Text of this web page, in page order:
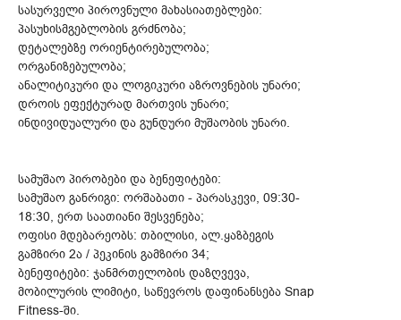
სასურველი პიროვნული მახასიათებლები:
პასუხისმგებლობის გრძნობა;
დეტალებზე ორიენტირებულობა;
ორგანიზებულობა;
ანალიტიკური და ლოგიკური აზროვნების უნარი;
დროის ეფექტურად მართვის უნარი;
ინდივიდუალური და გუნდური მუშაობის უნარი.
სამუშაო პირობები და ბენეფიტები:
სამუშაო განრიგი: ორშაბათი - პარასკევი, 09:30-
18:30, ერთ საათიანი შესვენება;
ოფისი მდებარეობს: თბილისი, ალ.ყაზბეგის
გამზირი 2ა / პეკინის გამზირი 34;
ბენეფიტები: ჯანმრთელობის დაზღვევა,
მობილურის ლიმიტი, საწევროს დაფინანსება Snap
Fitness-ში.